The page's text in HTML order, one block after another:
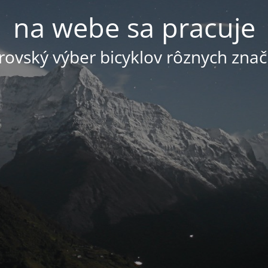
na webe sa pracuje
výber bicyklov rôznych